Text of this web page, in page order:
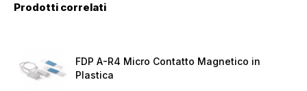
Prodotti correlati
FDP A-R4 Micro Contatto Magnetico in
Plastica